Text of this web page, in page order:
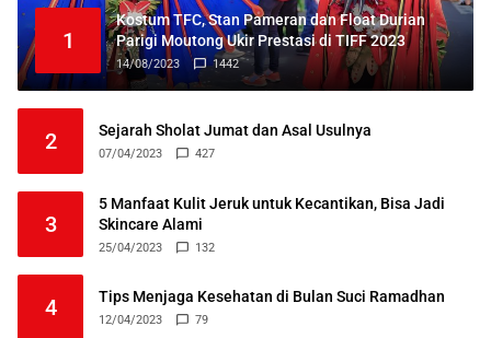
1
Kostum TFC, Stan Pameran dan Float Durian
Parigi Moutong Ukir Prestasi di TIFF 2023
14/08/2023 1442
2 Sejarah Sholat Jumat dan Asal Usulnya
07/04/2023 427
3
5 Manfaat Kulit Jeruk untuk Kecantikan, Bisa Jadi
Skincare Alami
25/04/2023 132
4 Tips Menjaga Kesehatan di Bulan Suci Ramadhan
12/04/2023 79